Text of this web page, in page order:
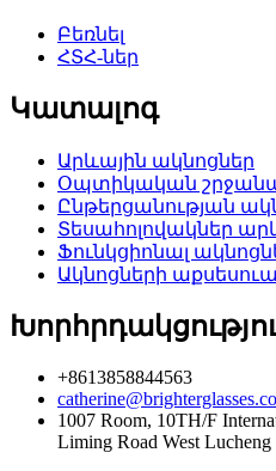
Բեռնել
ՀՏՀ-ներ
Կատալոգ
Արևային ակնոցներ
Օպտիկական
Ընթերցանության
Տեսահոլովակներ
Ֆունկցիոնալ
Ակնոցների
+8613858844563
1007 Room, 10TH/F
Liming Road West